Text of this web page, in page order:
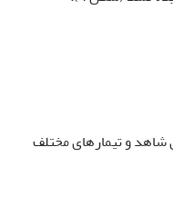
شاهد و تیمارهای مختلف